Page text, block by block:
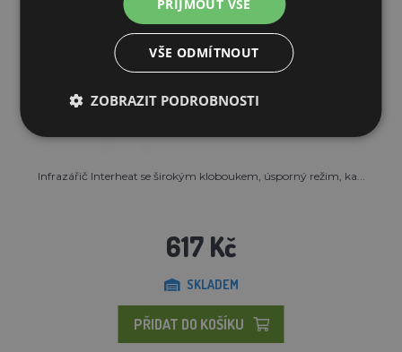
Infrazářič Interheat se širokým kloboukem, úsporný režim, ka...
617 Kč
SKLADEM
PŘIDAT DO KOŠÍKU
PŘIJMOUT VŠE
VŠE ODMÍTNOUT
ZOBRAZIT PODROBNOSTI